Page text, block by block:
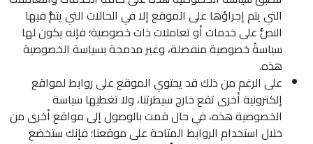
التي يتم إجراؤها على الموقع إلا في الحالات التي يتمُّ فيها
النصُّ على خدمات أو تعاملات ذات خصوصية؛ فإنه يكون لها
سياسةُ خصوصية منفصلة، وغير مدمجة بسياسة الخصوصية
هذه.
على الرغم من ذلك قد يحتوي الموقع على روابط لمواقع
إلكترونية أخرى تقع خارج سيطرتنا، ولا تغطيها سياسة
الخصوصية هذه، في حال قمت بالوصول إلى مواقع أخرى من
خلال استخدام الروابط المتاحة على موقعنا؛ فإنك ستخضع